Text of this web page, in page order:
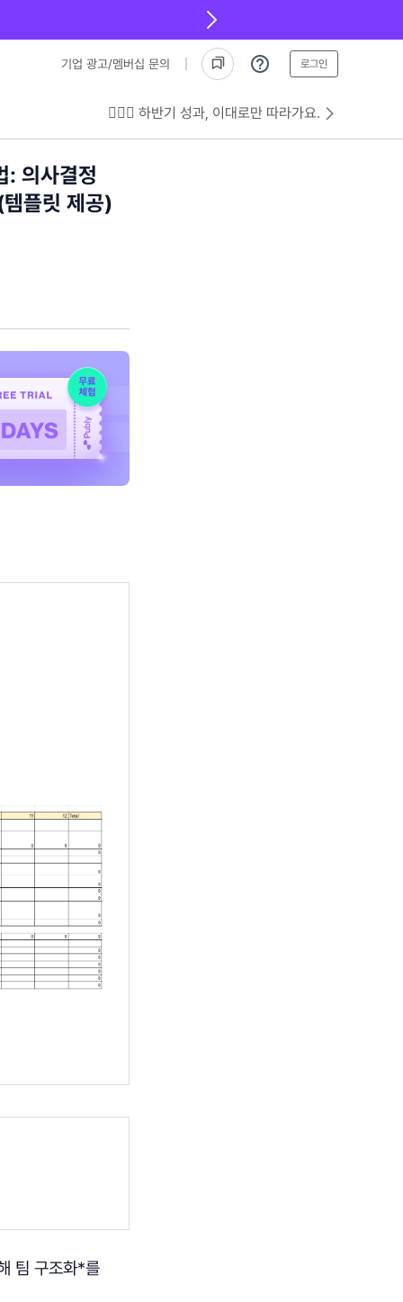
기업 광고/멤버십 문의 로그인
💁🏻‍♂️ 하반기 성과, 이대로만 따라가요.
: 의사결정
플릿 제공)
팀 구조화*를